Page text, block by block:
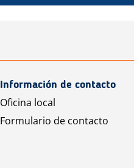
Información de contacto
Oficina local
Formulario de contacto